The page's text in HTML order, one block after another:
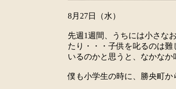
8月27日（水）
先週1週間、うちには小さな
たり・・・子供を叱るのは
いるのかと思うと、なかなか
僕も小学生の時に、勝央町